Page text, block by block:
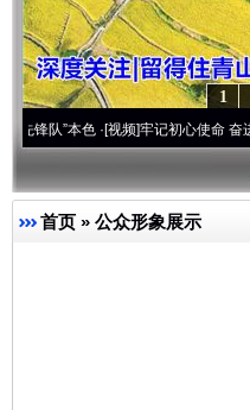
1
·[视频]牢记初心使命 奋进复兴征程丨
首页 » 公众形象展示